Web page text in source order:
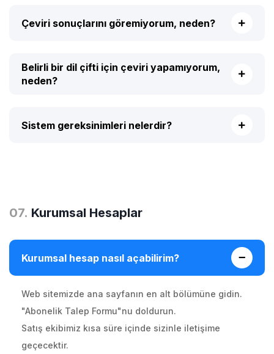
Çeviri sonuçlarını göremiyorum, neden?
Belirli bir dil çifti için çeviri yapamıyorum,
neden?
Sistem gereksinimleri nelerdir?
07. Kurumsal Hesaplar
Kurumsal hesap nasıl açabilirim?
Web sitemizde ana sayfanın en alt bölümüne gidin.
"Abonelik Talep Formu"nu doldurun.
Satış ekibimiz kısa süre içinde sizinle iletişime
geçecektir.